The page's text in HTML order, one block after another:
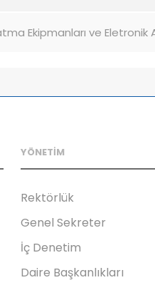
Ekipmanları ve
YÖNETİM
Rektörlük
Genel Sekreter
İç Denetim
Daire Başkanlıkları